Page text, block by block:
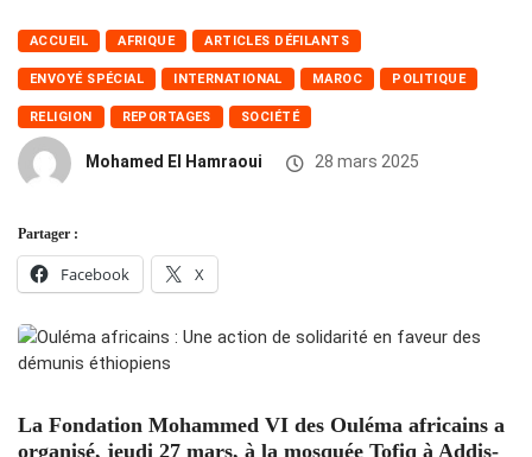
ACCUEIL AFRIQUE ARTICLES DÉFILANTS
ENVOYÉ SPÉCIAL INTERNATIONAL MAROC POLITIQUE
RELIGION REPORTAGES SOCIÉTÉ
Mohamed El Hamraoui 28 mars 2025
Partager :
Facebook X
La Fondation Mohammed VI des Ouléma africains a
organisé, jeudi 27 mars, à la mosquée Tofiq à Addis-